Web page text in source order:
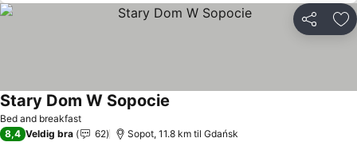
Del
Bed and breakfast
Stary Dom W Sopocie
8,4 Veldig bra 62 Sopot, 11.8 km til Gdańsk